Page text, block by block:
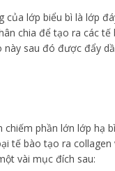
của lớp biểu bì là lớp
chia để tạo ra các tế
này sau đó được đẩy
chiếm phần lớn lớp hạ
tế bào tạo ra collagen
vài mục đích sau: